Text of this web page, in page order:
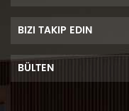
BIZI TAKIP EDIN
BÜLTEN